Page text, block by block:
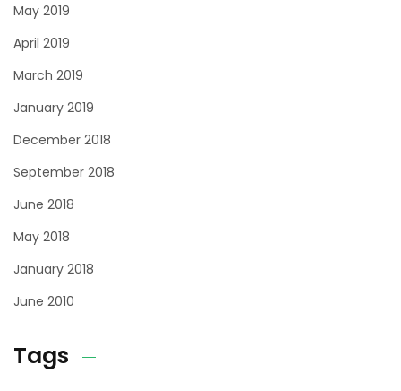
May 2019
April 2019
March 2019
January 2019
December 2018
September 2018
June 2018
May 2018
January 2018
June 2010
Tags